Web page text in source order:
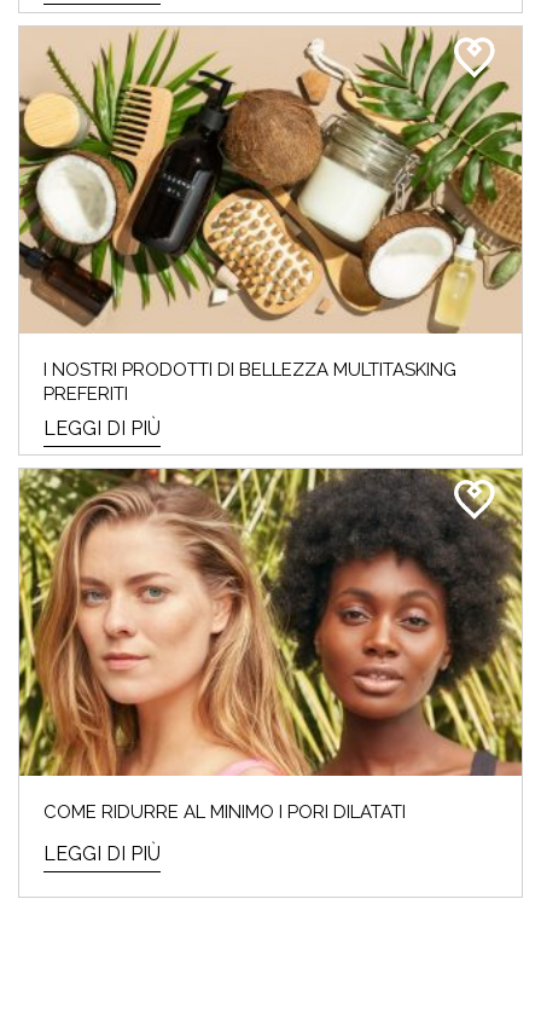
I NOSTRI PRODOTTI DI BELLEZZA MULTITASKING
PREFERITI
LEGGI DI PIÙ
COME RIDURRE AL MINIMO I PORI DILATATI
LEGGI DI PIÙ